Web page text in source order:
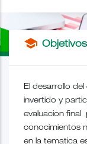
school Objetivos
El desarrollo
invertido y
evaluacion final
conocimientos
en la tematica